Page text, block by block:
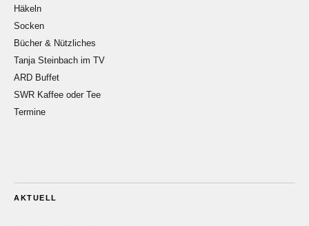
Häkeln
Socken
Bücher & Nützliches
Tanja Steinbach im TV
ARD Buffet
SWR Kaffee oder Tee
Termine
AKTUELL